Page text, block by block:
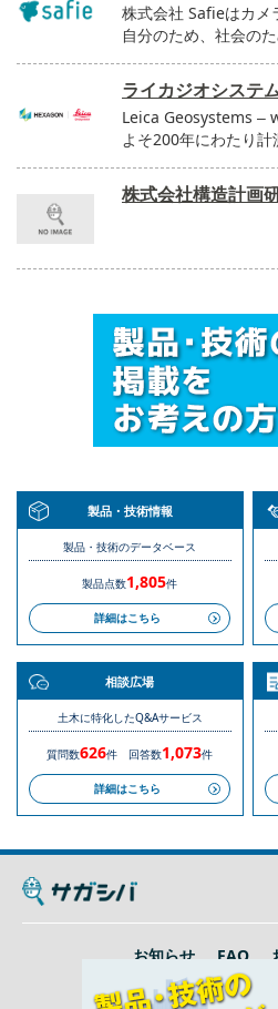
株式会社 Safieはカメ
自分のため、社会の
ライカジオシステ
Leica Geosystems
よそ200年にわたり
株式会社構造計画
製品・技術情報
製品・技術のデータベース
製品点数1,805件
詳細はこちら
相談広場
土木に特化したQ&Aサービス
質問数626件 回答数1,073件
詳細はこちら
お知らせ FAQ
利用規約
プライバシーポ